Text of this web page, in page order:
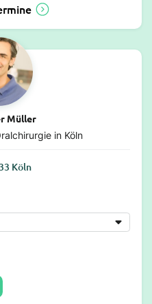
Müller
in Köln
Köln